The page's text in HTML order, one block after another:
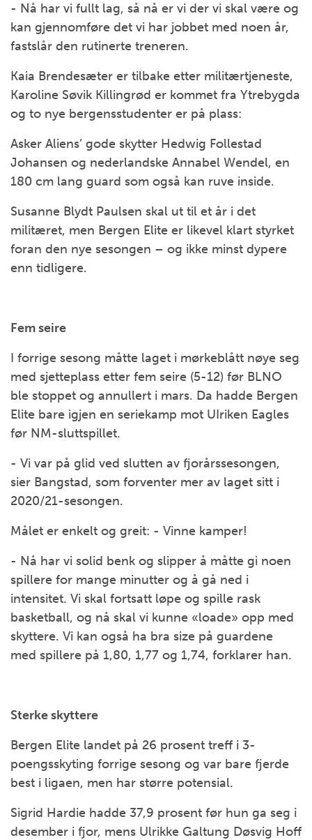
- Nå har vi fullt lag, så nå er vi der vi skal være og
kan gjennomføre det vi har jobbet med noen år,
fastslår den rutinerte treneren.
Kaia Brendesæter er tilbake etter militærtjeneste,
Karoline Søvik Killingrød er kommet fra Ytrebygda
og to nye bergensstudenter er på plass:
Asker Aliens’ gode skytter Hedwig Follestad
Johansen og nederlandske Annabel Wendel, en
180 cm lang guard som også kan ruve inside.
Susanne Blydt Paulsen skal ut til et år i det
militæret, men Bergen Elite er likevel klart styrket
foran den nye sesongen – og ikke minst dypere
enn tidligere.
Fem seire
I forrige sesong måtte laget i mørkeblått nøye seg
med sjetteplass etter fem seire (5-12) før BLNO
ble stoppet og annullert i mars. Da hadde Bergen
Elite bare igjen en seriekamp mot UIriken Eagles
før NM-sluttspillet.
- Vi var på glid ved slutten av fjorårssesongen,
sier Bangstad, som forventer mer av laget sitt i
2020/21-sesongen.
Målet er enkelt og greit: - Vinne kamper!
- Nå har vi solid benk og slipper å måtte gi noen
spillere for mange minutter og å gå ned i
intensitet. Vi skal fortsatt løpe og spille rask
basketball, og nå skal vi kunne «loade» opp med
skyttere. Vi kan også ha bra size på guardene
med spillere på 1,80, 1,77 og 1,74, forklarer han.
Sterke skyttere
Bergen Elite landet på 26 prosent treff i 3-
poengsskyting forrige sesong og var bare fjerde
best i ligaen, men har større potensial.
Sigrid Hardie hadde 37,9 prosent før hun ga seg i
desember i fjor, mens Ulrikke Galtung Døsvig Hoff